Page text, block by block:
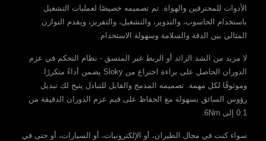
الأدوات للمحترفين والهواة. تم تصميمه خصيصًا لعمليات التشغيل
باستخدام الحاسوب، والتدوير، والتشغيل، والتفريز، ويقدم التوازن
المثالي بين الدقة والسلامة وسهولة الاستخدام.
لا مزيد من الشد الزائد أو الربط غير المتسق - نظام التحكم في عزم
الدوران الحاصل على براءة اختراع من Sloky يضمن أداءً متكررًا
وموثوقًا لكل مهمة. تصميمه المدمج والقابل للتبادل يتيح لك تبديل
رؤوس السائق بسهولة مع الحفاظ على قيم عزم الدوران الدقيقة من
0.1 إلى 6Nm.
سواء كنت في مجال الطيران، أو الإلكترونيات، أو السيارات، أو حتى في